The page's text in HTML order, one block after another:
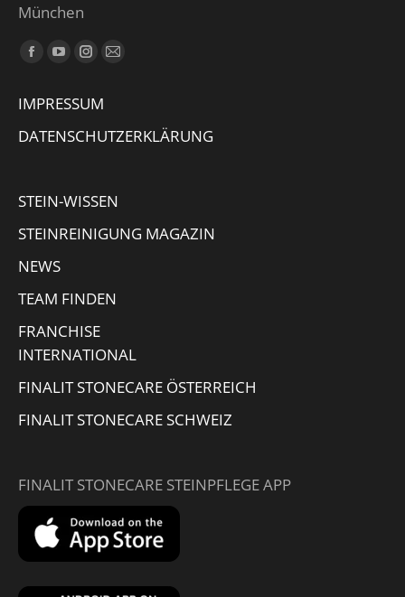
München
Finden Sie uns auf:
Facebook
opens
in
YouTube
opens
in
Instagram
opens
in
E-
opens
window
IMPRESSUM
DATENSCHUTZERKLÄRUNG
STEIN-WISSEN
STEINREINIGUNG MAGAZIN
NEWS
TEAM FINDEN
FRANCHISE
INTERNATIONAL
FINALIT STONECARE ÖSTERREICH
FINALIT STONECARE SCHWEIZ
FINALIT STONECARE STEINPFLEGE APP